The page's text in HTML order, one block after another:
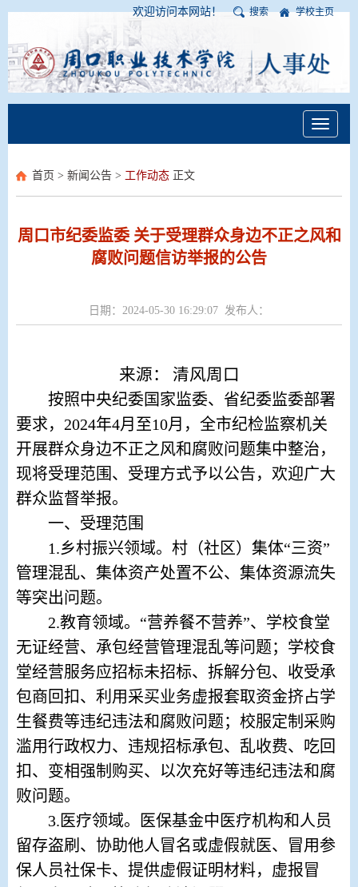
欢迎访问本网站！ 搜索 学校主页
Toggle
首页 > 新闻公告 > 工作动态 正文
周口市纪委监委 关于受理群众身边不正之风和
腐败问题信访举报的公告
日期：2024-05-30 16:29:07 发布人：
来源：
清风周口
按照中央纪委国家监委、省纪委监委部署
要求， 2024年4月至10月，全市纪检监察机关
开展群众身边不正之风和腐败问题集中整治，
现将受理范围、受理方式予以公告，欢迎广大
群众监督举报。
一、受理范围
1.乡村振兴领域。村（社区）集体“三资”
管理混乱、集体资产处置不公、集体资源流失
等突出问题。
2.教育领域。 “营养餐不营养”、学校食堂
无证经营、承包经营管理混乱等问题；学校食
堂经营服务应招标未招标、拆解分包、收受承
包商回扣、利用采买业务虚报套取资金挤占学
生餐费等违纪违法和腐败问题；校服定制采购
滥用行政权力、违规招标承包、乱收费、吃回
扣、变相强制购买、以次充好等违纪违法和腐
败问题。
3. 医疗领域。医保基金中医疗机构和人员
留存盗刷、协助他人冒名或虚假就医、冒用参
保人员社保卡、提供虚假证明材料，虚报冒